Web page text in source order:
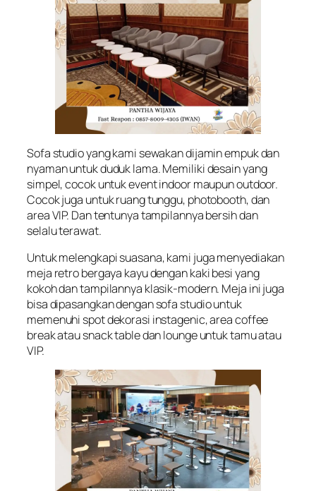
Sofa studio yang kami sewakan dijamin empuk dan
nyaman untuk duduk lama. Memiliki desain yang
simpel, cocok untuk event indoor maupun outdoor.
Cocok juga untuk ruang tunggu, photobooth, dan
area VIP. Dan tentunya tampilannya bersih dan
selalu terawat.
Untuk melengkapi suasana, kami juga menyediakan
meja retro bergaya kayu dengan kaki besi yang
kokoh dan tampilannya klasik-modern. Meja ini juga
bisa dipasangkan dengan sofa studio untuk
memenuhi spot dekorasi instagenic, area coffee
break atau snack table dan lounge untuk tamu atau
VIP.